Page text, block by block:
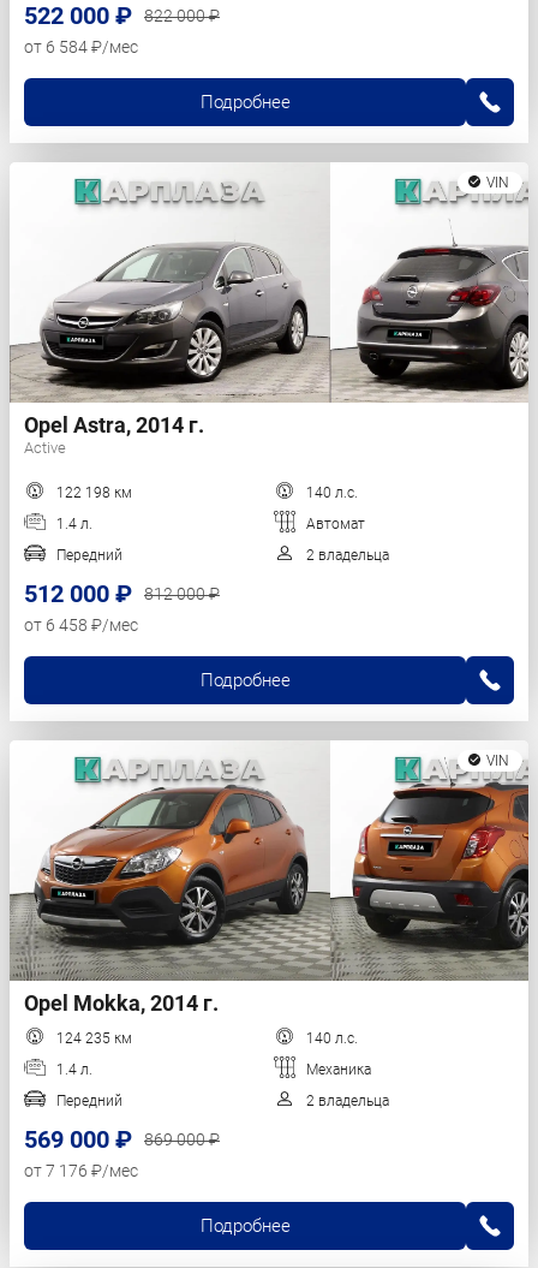
522 000 ₽
822 000 ₽
от 6 584 ₽/мес
Подробнее
VIN
Opel Astra, 2014 г.
Active
122 198 км
140 л.с.
1.4 л.
Автомат
Передний
2 владельца
512 000 ₽
812 000 ₽
от 6 458 ₽/мес
Подробнее
VIN
Opel Mokka, 2014 г.
124 235 км
140 л.с.
1.4 л.
Механика
Передний
2 владельца
569 000 ₽
869 000 ₽
от 7 176 ₽/мес
Подробнее